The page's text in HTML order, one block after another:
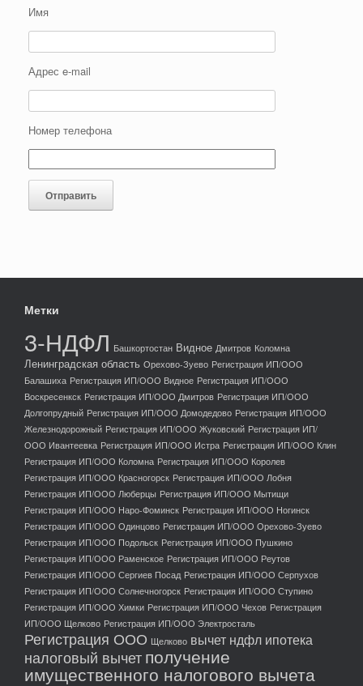
Имя
Адрес e-mail
Номер телефона
Метки
3-НДФЛ Башкортостан Видное Дмитров Коломна
Ленинградская область Орехово-Зуево Регистрация ИП/ООО
Балашиха Регистрация ИП/ООО Видное Регистрация ИП/ООО
Воскресенкск Регистрация ИП/ООО Дмитров Регистрация ИП/ООО
Долгопрудный Регистрация ИП/ООО Домодедово Регистрация ИП/ООО
Железнодорожный Регистрация ИП/ООО Жуковский Регистрация ИП/
ООО Ивантеевка Регистрация ИП/ООО Истра Регистрация ИП/ООО Клин
Регистрация ИП/ООО Коломна Регистрация ИП/ООО Королев
Регистрация ИП/ООО Красногорск Регистрация ИП/ООО Лобня
Регистрация ИП/ООО Люберцы Регистрация ИП/ООО Мытищи
Регистрация ИП/ООО Наро-Фоминск Регистрация ИП/ООО Ногинск
Регистрация ИП/ООО Одинцово Регистрация ИП/ООО Орехово-Зуево
Регистрация ИП/ООО Подольск Регистрация ИП/ООО Пушкино
Регистрация ИП/ООО Раменское Регистрация ИП/ООО Реутов
Регистрация ИП/ООО Сергиев Посад Регистрация ИП/ООО Серпухов
Регистрация ИП/ООО Солнечногорск Регистрация ИП/ООО Ступино
Регистрация ИП/ООО Химки Регистрация ИП/ООО Чехов Регистрация
ИП/ООО Щелково Регистрация ИП/ООО Электросталь
Регистрация ООО Щелково вычет ндфл ипотека
налоговый вычетполучение
имущественного налогового вычета